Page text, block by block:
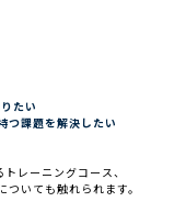
たい
課題を解決したい
レーニングコース、
いても触れられます。